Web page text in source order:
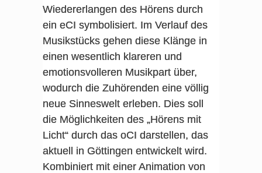
Wiedererlangen des Hörens durch
ein eCI symbolisiert. Im Verlauf des
Musikstücks gehen diese Klänge in
einen wesentlich klareren und
emotionsvolleren Musikpart über,
wodurch die Zuhörenden eine völlig
neue Sinneswelt erleben. Dies soll
die Möglichkeiten des „Hörens mit
Licht“ durch das oCI darstellen, das
aktuell in Göttingen entwickelt wird.
Kombiniert mit einer Animation von